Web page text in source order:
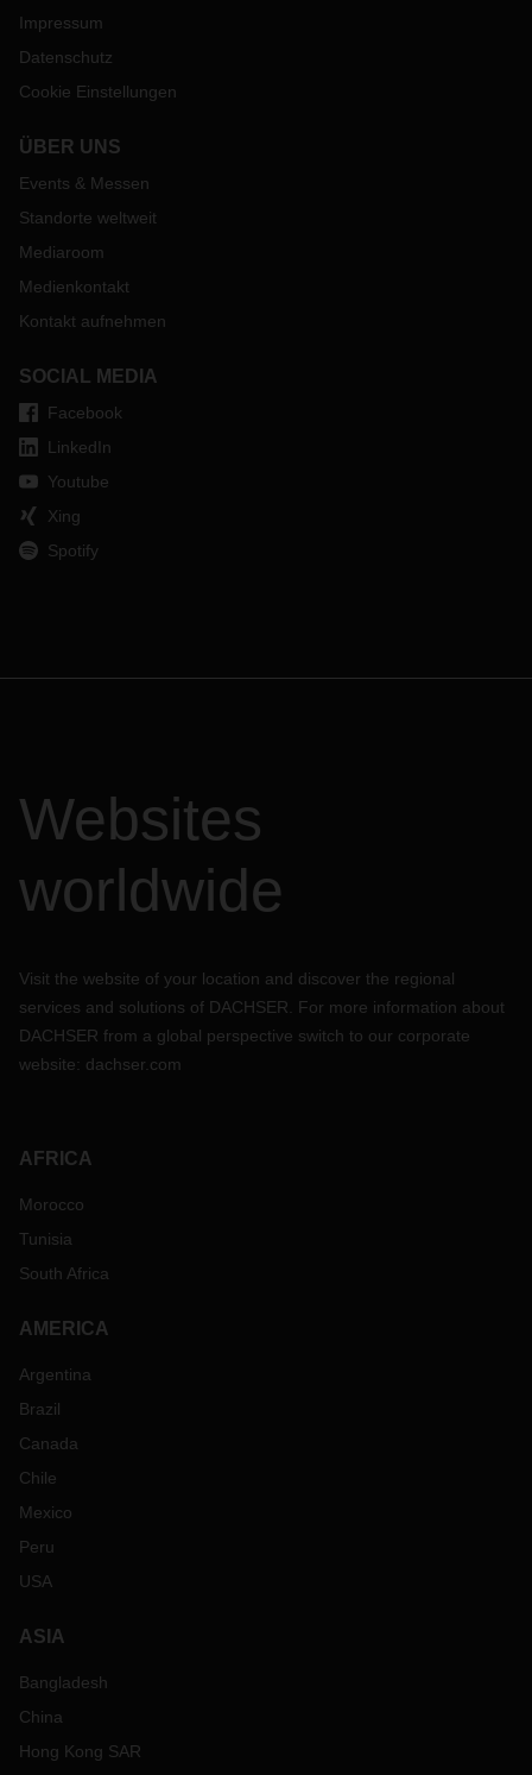
Impressum
Datenschutz
Cookie Einstellungen
ÜBER UNS
Events & Messen
Standorte weltweit
Mediaroom
Medienkontakt
Kontakt aufnehmen
SOCIAL MEDIA
Facebook
LinkedIn
Youtube
Xing
Spotify
Websites
worldwide
Visit the website of your location and discover the regional
services and solutions of DACHSER. For more information about
DACHSER from a global perspective switch to our corporate
website: dachser.com
AFRICA
Morocco
Tunisia
South Africa
AMERICA
Argentina
Brazil
Canada
Chile
Mexico
Peru
USA
ASIA
Bangladesh
China
Hong Kong SAR